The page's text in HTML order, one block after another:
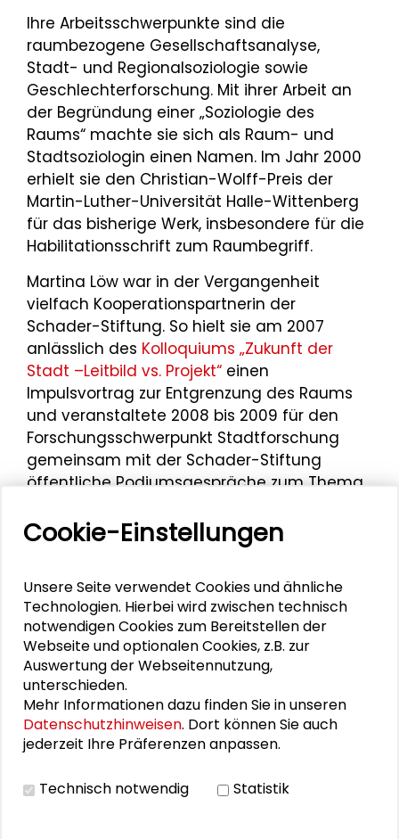
Ihre Arbeitsschwerpunkte sind die
raumbezogene Gesellschaftsanalyse,
Stadt- und Regionalsoziologie sowie
Geschlechterforschung. Mit ihrer Arbeit an
der Begründung einer „Soziologie des
Raums“ machte sie sich als Raum- und
Stadtsoziologin einen Namen. Im Jahr 2000
erhielt sie den Christian-Wolff-Preis der
Martin-Luther-Universität Halle-Wittenberg
für das bisherige Werk, insbesondere für die
Habilitationsschrift zum Raumbegriff.
Martina Löw war in der Vergangenheit
vielfach Kooperationspartnerin der
Schader-Stiftung. So hielt sie am 2007
anlässlich des Kolloquiums „Zukunft der
Stadt –Leitbild vs. Projekt“ einen
Impulsvortrag zur Entgrenzung des Raums
und veranstaltete 2008 bis 2009 für den
Forschungsschwerpunkt Stadtforschung
gemeinsam mit der Schader-Stiftung
öffentliche Podiumsgespräche zum Thema
in der Wissenschaftsstadt Darmstadt“
„Verantwortung und Verbundenheit“im
Rahmen desSommercamps „Neue
Verantwortungen. Gesellschaft,
Gemeinwohl, Gestaltung“.
Personen im Kontext
Helmuth Berking
Cookie-Einstellungen
Unsere Seite verwendet Cookies und ähnliche
Technologien. Hierbei wird zwischen technisch
notwendigen Cookies zum Bereitstellen der
Webseite und optionalen Cookies, z.B. zur
Auswertung der Webseitennutzung,
unterschieden.
Mehr Informationen dazu finden Sie in unseren
Datenschutzhinweisen. Dort können Sie auch
jederzeit Ihre Präferenzen anpassen.
Technisch notwendig Statistik